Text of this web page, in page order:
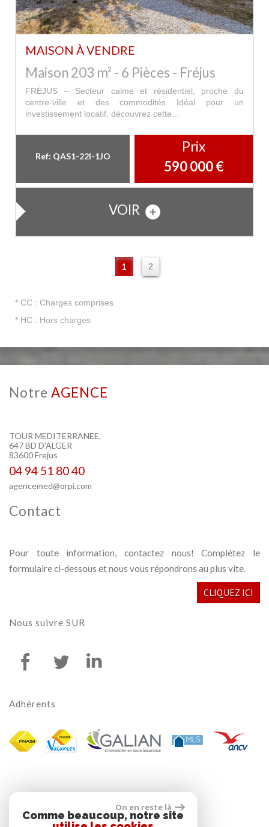
MAISON À VENDRE
Maison 203 m² - 6 Pièces - Fréjus
FRÉJUS – Secteur calme et résidentiel, proche du
centre-ville et des commodités Idéal pour un
investissement locatif, découvrez cette...
Ref: QAS1-22I-1JO
Prix
590 000 €
VOIR
1 2
* CC : Charges comprises
* HC : Hors charges
Notre AGENCE
TOUR MEDITERRANEE,
647 BD D'ALGER
83600 Frejus
04 94 51 80 40
agencemed@orpi.com
Contact
Pour toute information, contactez nous! Complétez le
formulaire ci-dessous et nous vous répondrons au plus vite.
CLIQUEZ ICI
Nous suivre SUR
Adhérents
On en reste là
Comme beaucoup, notre site